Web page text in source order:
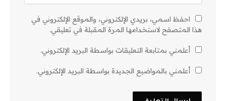
احفظ اسمي، بريدي الإلكتروني، والموقع الإلكتروني في
هذا المتصفح لاستخدامها المرة المقبلة في تعليقي.
أعلمني بمتابعة التعليقات بواسطة البريد الإلكتروني.
أعلمني بالمواضيع الجديدة بواسطة البريد الإلكتروني.